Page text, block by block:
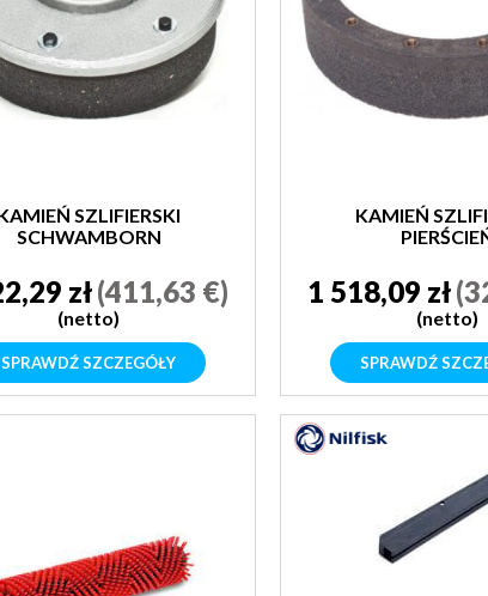
SZLIFIERSKI
SCHWAMBORN
zł(411,63 €)
(netto)
SPRAWDŹ SZCZEGÓŁY
KAMIEŃ
1 518,09 zł
(netto)
SPRAWDŹ